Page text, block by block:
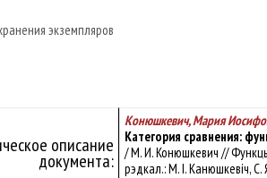
экземпляров
описание
документа:
Конюшкевич, Мария
Категория сравнения:
/ М. И. Конюшкевич //
рэдкал.: М. І. Канюшкевіч,